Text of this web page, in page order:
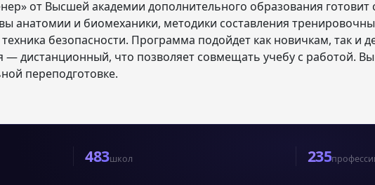
от Высшей академии дополнительного образования
анатомии и биомеханики, методики составления
безопасности. Программа подойдет как новичкам, так
дистанционный, что позволяет совмещать учебу с работой.
переподготовке.
483школ 235